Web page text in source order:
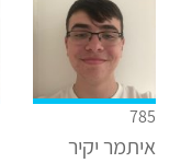
785
איתמר יקיר